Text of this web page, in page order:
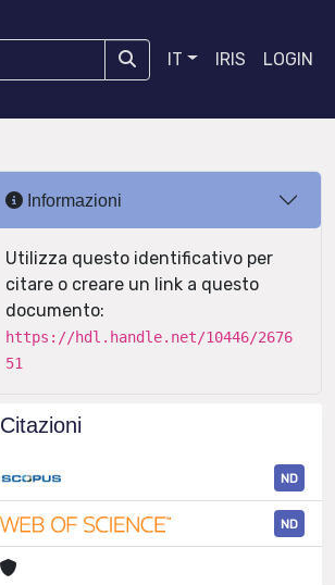
IT IRIS LOGIN
Informazioni
Utilizza questo identificativo per
citare o creare un link a questo
documento:
https://hdl.handle.net/10446/2676
51
Citazioni
ND
ND